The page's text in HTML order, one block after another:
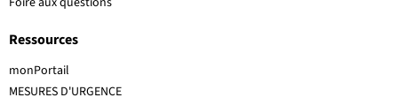
MESURES D'URGENCE
Ressources
monPortail